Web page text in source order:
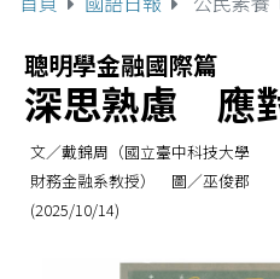
聰明學金融國際篇
深思熟慮 應
文／戴錦周（國立臺中科技大學
財務金融系教授） 圖／巫俊郡
(2025/10/14)